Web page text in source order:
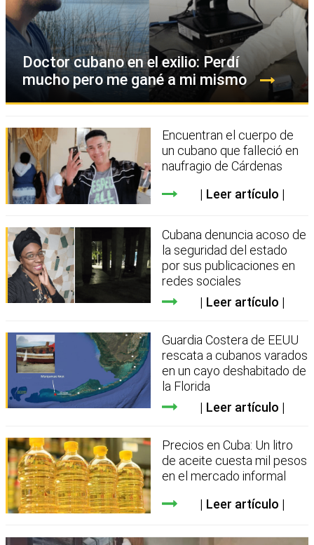
Doctor cubano en el exilio: Perdí
mucho pero me gané a mi mismo
Encuentran el cuerpo de
un cubano que falleció en
naufragio de Cárdenas
Leer artículo
Cubana denuncia acoso de
la seguridad del estado
por sus publicaciones en
redes sociales
Leer artículo
Guardia Costera de EEUU
rescata a cubanos varados
en un cayo deshabitado de
la Florida
Leer artículo
Precios en Cuba: Un litro
de aceite cuesta mil pesos
en el mercado informal
Leer artículo